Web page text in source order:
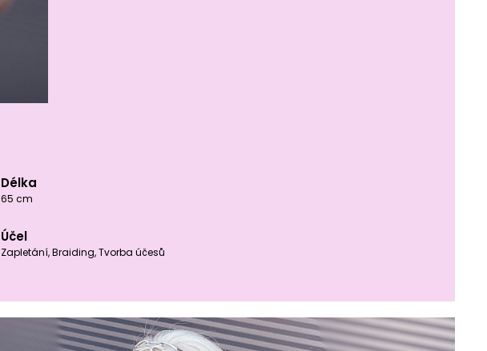
Délka
65 cm
Účel
Zapletání, Braiding, Tvorba účesů